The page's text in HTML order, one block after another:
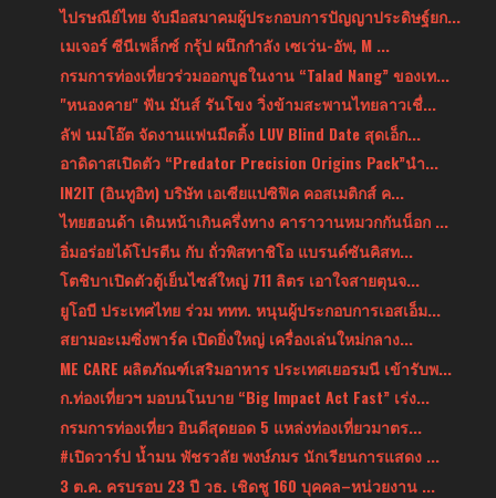
ไปรษณีย์ไทย จับมือสมาคมผู้ประกอบการปัญญาประดิษฐ์ยก...
เมเจอร์ ซีนีเพล็กซ์ กรุ้ป ผนึกกำลัง เซเว่น-อัพ, M ...
กรมการท่องเที่ยวร่วมออกบูธในงาน “Talad Nang” ของเท...
"หนองคาย" ฟัน มันส์ รันโขง วิ่งข้ามสะพานไทยลาวเชื่...
ลัฟ นมโอ๊ต จัดงานแฟนมีตติ้ง LUV Blind Date สุดเอ็ก...
อาดิดาสเปิดตัว “Predator Precision Origins Pack”นำ...
IN2IT (อินทูอิท) บริษัท เอเซียแปซิฟิค คอสเมติกส์ ค...
ไทยฮอนด้า เดินหน้าเกินครึ่งทาง คาราวานหมวกกันน็อก ...
อิ่มอร่อยได้โปรตีน กับ ถั่วพิสทาชิโอ แบรนด์ซันคิสท...
โตชิบาเปิดตัวตู้เย็นไซส์ใหญ่ 711 ลิตร เอาใจสายตุนจ...
ยูโอบี ประเทศไทย ร่วม ททท. หนุนผู้ประกอบการเอสเอ็ม...
สยามอะเมซิ่งพาร์ค เปิดยิ่งใหญ่ เครื่องเล่นใหม่กลาง...
ME CARE ผลิตภัณฑ์เสริมอาหาร ประเทศเยอรมนี เข้ารับพ...
ก.ท่องเที่ยวฯ มอบนโนบาย “Big Impact Act Fast” เร่ง...
กรมการท่องเที่ยว ยินดีสุดยอด 5 แหล่งท่องเที่ยวมาตร...
#เปิดวาร์ป น้ำมน พัชรวลัย พงษ์ภมร นักเรียนการแสดง ...
3 ต.ค. ครบรอบ 23 ปี วธ. เชิดชู 160 บุคคล–หน่วยงาน ...